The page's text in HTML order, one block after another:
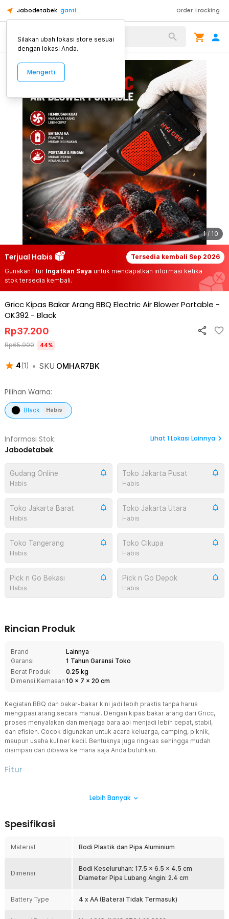
Jabodetabek ganti Order Tracking
Alat Kopi
1 / 10
Terjual Habis Tersedia kembali Sep 2026
Gunakan fitur Ingatkan Saya untuk mendapatkan informasi ketika
stok tersedia kembali.
Gricc Kipas Bakar Arang BBQ Electric Air Blower Portable -
OK392 - Black
4(1) • SKU OMHAR7BK
Rp37.200
Rp65.900 44%
Pilihan Warna:
Black Habis
Informasi Stok:
Jabodetabek
Lihat 1Lokasi Lainnya
Gudang Online
Habis
Toko Jakarta Pusat
Habis
Toko Jakarta Barat
Habis
Toko Jakarta Utara
Habis
Toko Tangerang
Habis
Toko Cikupa
Habis
Pick n Go Bekasi
Habis
Pick n Go Depok
Habis
Rincian Produk
Brand
Lainnya
Garansi
1 Tahun Garansi Toko
Berat Produk
0.25 kg
Dimensi Kemasan 10 x 7 x 20 cm
Kegiatan BBQ dan bakar-bakar kini jadi lebih praktis tanpa harus
mengipasi arang secara manual. Dengan kipas bakar arang dari Gricc,
proses menyalakan dan menjaga bara api menjadi lebih cepat, stabil,
dan efisien. Cocok digunakan untuk acara keluarga, camping, piknik,
maupun usaha kuliner kecil. Bentuknya juga ringkas sehingga mudah
disimpan dan dibawa ke mana saja Anda butuhkan.
Fitur
Kipas bakar arang elektrik dirancang khusus untuk membantu
angin langsung ke bara api tanpa menyebar ke area sekitar.
singkat.
Aliran angin yang terkontrol membantu mengurangi debu arang
beterbangan dan percikan api berbahaya. Hal ini meningkatkan
Aktivitas BBQ pun menjadi lebih aman dan nyaman.
Lebih Banyak
Spesifikasi
Material Bodi Plastik dan Pipa Aluminium
Dimensi
Bodi Keseluruhan: 17.5 x 6.5 x 4.5 cm
Diameter Pipa Lubang Angin: 2.4 cm
Battery Type 4 x AA (Baterai Tidak Termasuk)
Silakan ubah lokasi store sesuai
dengan lokasi Anda.
Mengerti